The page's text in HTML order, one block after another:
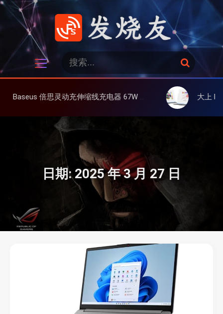
跳
发烧友
：
搜
索
伸缩线充电器 67W 3C，超耐用可伸缩线、氮化镓、3C多设备同时充 大上 Paperlike 13K 彩屏版
日期:2025 年 3 月 27 日